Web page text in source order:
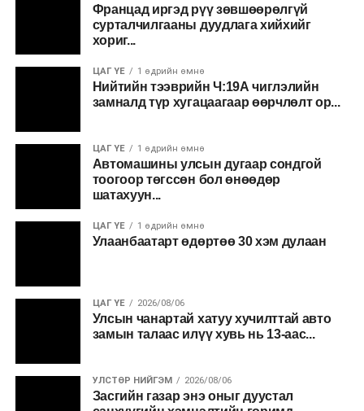
Францад иргэд рүү зөвшөөрөлгүй
сурталчилгааны дуудлага хийхийг
хориг...
ЦАГ ҮЕ 1 өдрийн өмнө
Нийтийн тээврийн Ч:19А чиглэлийн
замналд түр хугацаагаар өөрчлөлт ор...
ЦАГ ҮЕ 1 өдрийн өмнө
Автомашины улсын дугаар сондгой
тоогоор төгссөн бол өнөөдөр
шатахуун...
ЦАГ ҮЕ 1 өдрийн өмнө
Улаанбаатарт өдөртөө 30 хэм дулаан
ЦАГ ҮЕ 2026/08/06
Улсын чанартай хатуу хучилттай авто
замын талаас илүү хувь нь 13-аас...
УЛСТӨР НИЙГЭМ 2026/08/06
Засгийн газар энэ оныг дуустал